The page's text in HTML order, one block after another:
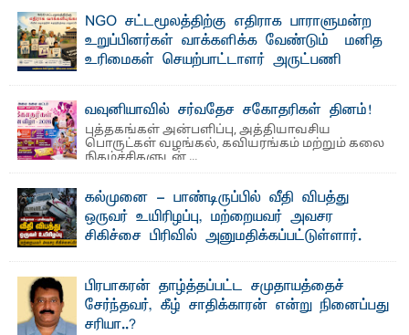
பேராசிரியர் எம். எம். பாஸில்
தெ ன்கிழக்குப் பல்கலைக்கழகத்தின் கலை மற்றும் கலாசார
பீடத்தின் புவியியல் துறையினால் ...
NGO சட்டமூலத்திற்கு எதிராக பாராளுமன்ற
உறுப்பினர்கள் வாக்களிக்க வேண்டும் – மனித
உரிமைகள் செயற்பாட்டாளர் அருட்பணி
ஜே. எப். காமிலா பேகம்- இ லங்கை அரசாங்கம் அரசுசாரா
அமைப்புகள் (NGO) தொடர்பான புதிய சட்டமூலத்தை ...
வவுனியாவில் சர்வதேச சகோதரிகள் தினம்!
புத்தகங்கள் அன்பளிப்பு, அத்தியாவசிய
பொருட்கள் வழங்கல், கவியரங்கம் மற்றும் கலை
நிகழ்ச்சிகளுடன் ...
கல்முனை - பாண்டிருப்பில் வீதி விபத்து
ஒருவர் உயிரிழப்பு, மற்றையவர் அவசர
சிகிச்சை பிரிவில் அனுமதிக்கப்பட்டுள்ளார்.
பாண்டிருப்பு ...பிரபாகரன் தாழ்த்தப்பட்ட சமுதாயத்தைச்
சேர்ந்தவர், கீழ் சாதிக்காரன் என்று நினைப்பது
சரியா..?